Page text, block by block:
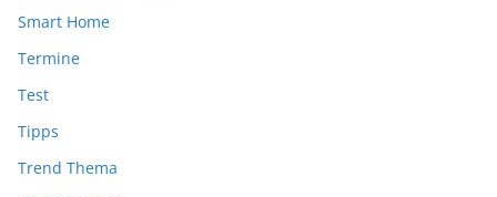
Smart Home
Termine
Test
Tipps
Trend Thema